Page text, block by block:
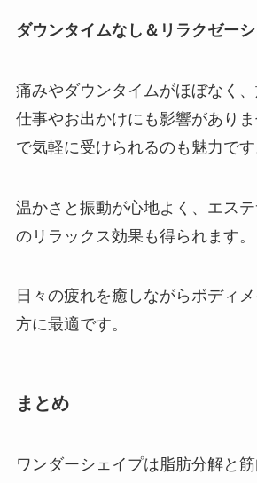
ダウンタイムなし＆リラクゼー
痛みやダウンタイムがほぼなく
仕事やお出かけにも影響があり
で気軽に受けられるのも魅力です
温かさと振動が心地よく、エス
のリラックス効果も得られます。
日々の疲れを癒しながらボディ
方に最適です。
まとめ
ワンダーシェイプは脂肪分解と